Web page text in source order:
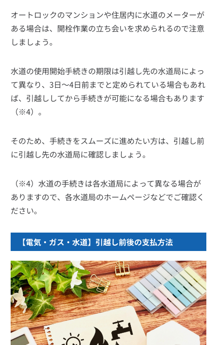
オートロックのマンションや住居内に水道のメーターが
ある場合は、開栓作業の立ち会いを求められるので注意
しましょう。
水道の使用開始手続きの期限は引越し先の水道局によっ
て異なり、3日～4日前までと定められている場合もあれ
ば、引越ししてから手続きが可能になる場合もあります
（※4）。
そのため、手続きをスムーズに進めたい方は、引越し前
に引越し先の水道局に確認しましょう。
（※4）水道の手続きは各水道局によって異なる場合が
ありますので、各水道局のホームページなどでご確認く
ださい。
【電気・ガス・水道】引越し前後の支払方法